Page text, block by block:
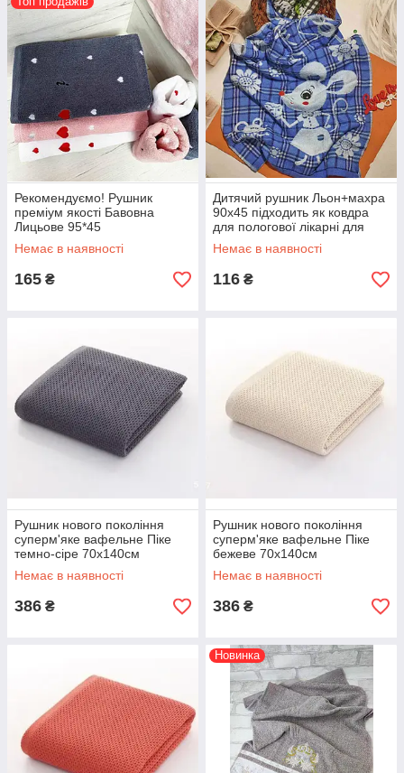
Рекомендуємо! Рушник
преміум якості Бавовна
Лицьове 95*45
Немає в наявності
165 ₴
Дитячий рушник Льон+махра
90х45 підходить як ковдра
для пологової лікарні для
новонародженого
Немає в наявності
116 ₴
Рушник нового покоління
суперм'яке вафельне Піке
темно-сіре 70х140см
Немає в наявності
386 ₴
Рушник нового покоління
суперм'яке вафельне Піке
бежеве 70х140см
Немає в наявності
386 ₴
Новинка